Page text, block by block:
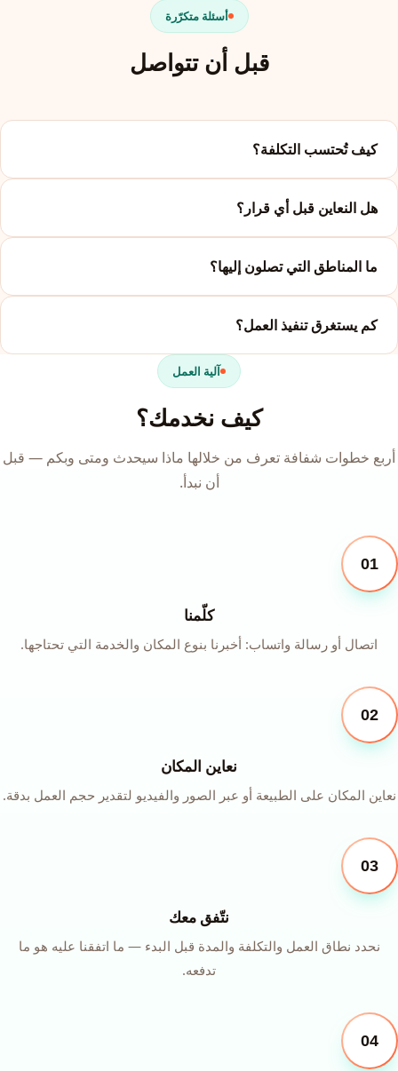
أسئلة متكرّرة
قبل أن تتواصل
كيف تُحتسب التكلفة؟
هل النعاين قبل أي قرار؟
ما المناطق التي تصلون إليها؟
كم يستغرق تنفيذ العمل؟
آلية العمل
كيف نخدمك؟
أربع خطوات شفافة تعرف من خلالها ماذا سيحدث ومتى وبكم — قبل
أن نبدأ.
01
كلّمنا
اتصال أو رسالة واتساب: أخبرنا بنوع المكان والخدمة التي تحتاجها.
02
نعاين المكان
نعاين المكان على الطبيعة أو عبر الصور والفيديو لتقدير حجم العمل بدقة.
03
نتّفق معك
نحدد نطاق العمل والتكلفة والمدة قبل البدء — ما اتفقنا عليه هو ما
تدفعه.
04